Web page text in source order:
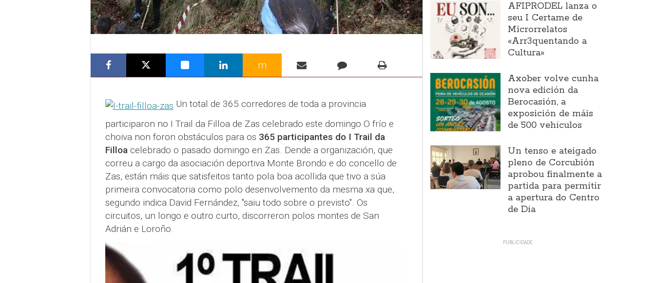
m
Un total de 365 corredores de toda a provincia
participaron no I Trail da Filloa de Zas celebrado este domingo O frío e
choiva non foron obstáculos para os 365 participantes do I Trail da
Filloacelebrado o pasado domingo en Zas. Dende a organización, que
correu a cargo da asociación deportiva Monte Brondo e do concello de
Zas, están máis que satisfeitos tanto pola boa acollida que tivo a súa
primeira convocatoria como polo desenvolvemento da mesma xa que,
segundo indica David Fernández, "saiu todo sobre o previsto". Os
circuitos, un longo e outro curto, discorreron polos montes de San
Adrián e Loroño.
AFIPRODEL lanza o
seu I Certame de
Microrrelatos
«Arr3quentando a
Cultura»
Axober volve cunha
nova edición da
Berocasión, a
exposición de máis
de 500 vehículos
Un tenso e ateigado
pleno de Corcubión
aprobou finalmente a
partida para permitir
a apertura do Centro
de Día